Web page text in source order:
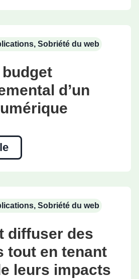
, Sobriété du web
d’un
, Sobriété du web
diffuser des
tout en tenant
leurs impacts